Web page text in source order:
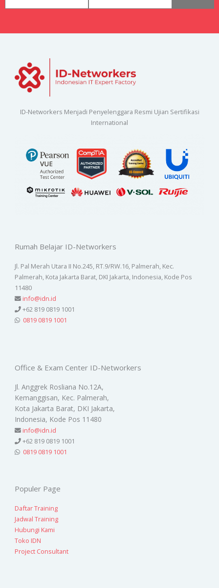
ID-Networkers Menjadi Penyelenggara Resmi Ujian Sertifikasi
International
Rumah Belajar ID-Networkers
Jl. Pal Merah Utara II No.245, RT.9/RW.16, Palmerah, Kec.
Palmerah, Kota Jakarta Barat, DKI Jakarta, Indonesia, Kode Pos
11480
info@idn.id
+62 819 0819 1001
0819 0819 1001
Office & Exam Center ID-Networkers
Jl. Anggrek Rosliana No.12A,
Kemanggisan, Kec. Palmerah,
Kota Jakarta Barat, DKI Jakarta,
Indonesia, Kode Pos 11480
info@idn.id
+62 819 0819 1001
0819 0819 1001
Populer Page
Daftar Training
Jadwal Training
Hubungi Kami
Toko IDN
Project Consultant